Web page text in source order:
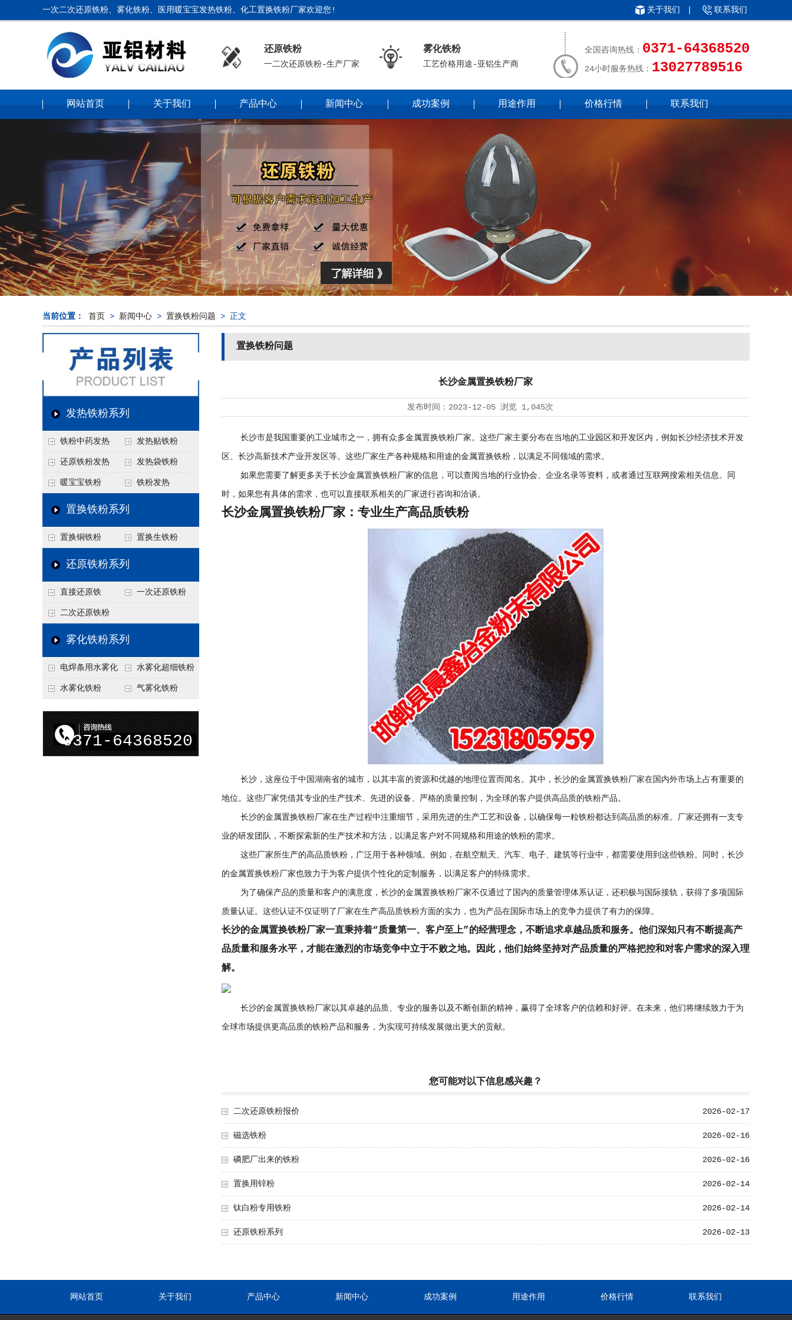
一次二次还原铁粉、雾化铁粉、医用暖宝宝发热铁粉、化工置换铁粉厂家欢迎您! 关于我们 联系我们
还原铁粉
一二次还原铁粉-生产厂家
雾化铁粉
工艺价格用途-亚铝生产商
全国咨询热线： 0371-64368520
24小时服务热线： 13027789516
网站首页 关于我们 产品中心 新闻中心 成功案例 用途作用 价格行情 联系我们
当前位置： 首页 > 新闻中心 > 置换铁粉问题 > 正文
发热铁粉系列
铁粉中药发热 发热贴铁粉
还原铁粉发热 发热袋铁粉
暖宝宝铁粉 铁粉发热
置换铁粉系列
置换铜铁粉 置换生铁粉
还原铁粉系列
直接还原铁 一次还原铁粉
二次还原铁粉
雾化铁粉系列
电焊条用水雾化
铁粉
水雾化超细铁粉
水雾化铁粉 气雾化铁粉
0371-64368520
置换铁粉问题
长沙金属置换铁粉厂家
发布时间： 2023-12-05 浏览 1,045次
长沙市是我国重要的工业城市之一，拥有众多金属置换铁粉厂家。这些厂家主要分布在当地的工业园区和开发区内，例如长沙经济技术开发
区、长沙高新技术产业开发区等。这些厂家生产各种规格和用途的金属置换铁粉，以满足不同领域的需求。
如果您需要了解更多关于长沙金属置换铁粉厂家的信息，可以查阅当地的行业协会、企业名录等资料，或者通过互联网搜索相关信息。同
时，如果您有具体的需求，也可以直接联系相关的厂家进行咨询和洽谈。
长沙金属置换铁粉厂家：专业生产高品质铁粉
长沙，这座位于中国湖南省的城市，以其丰富的资源和优越的地理位置而闻名。其中，长沙的金属置换铁粉厂家在国内外市场上占有重要的
地位。这些厂家凭借其专业的生产技术、先进的设备、严格的质量控制，为全球的客户提供高品质的铁粉产品。
长沙的金属置换铁粉厂家在生产过程中注重细节，采用先进的生产工艺和设备，以确保每一粒铁粉都达到高品质的标准。厂家还拥有一支专
业的研发团队，不断探索新的生产技术和方法，以满足客户对不同规格和用途的铁粉的需求。
这些厂家所生产的高品质铁粉，广泛用于各种领域。例如，在航空航天、汽车、电子、建筑等行业中，都需要使用到这些铁粉。同时，长沙
的金属置换铁粉厂家也致力于为客户提供个性化的定制服务，以满足客户的特殊需求。
为了确保产品的质量和客户的满意度，长沙的金属置换铁粉厂家不仅通过了国内的质量管理体系认证，还积极与国际接轨，获得了多项国际
质量认证。这些认证不仅证明了厂家在生产高品质铁粉方面的实力，也为产品在国际市场上的竞争力提供了有力的保障。
长沙的金属置换铁粉厂家一直秉持着“质量第一、客户至上”的经营理念，不断追求卓越品质和服务。他们深知只有不断提高产
品质量和服务水平，才能在激烈的市场竞争中立于不败之地。因此，他们始终坚持对产品质量的严格把控和对客户需求的深入理
解。
长沙的金属置换铁粉厂家以其卓越的品质、专业的服务以及不断创新的精神，赢得了全球客户的信赖和好评。在未来，他们将继续致力于为
全球市场提供更高品质的铁粉产品和服务，为实现可持续发展做出更大的贡献。
您可能对以下信息感兴趣？
2026-02-17
二次还原铁粉报价
2026-02-16
磁选铁粉
2026-02-16
磷肥厂出来的铁粉
2026-02-14
置换用锌粉
2026-02-14
钛白粉专用铁粉
2026-02-13
还原铁粉系列
网站首页 关于我们 产品中心 新闻中心 成功案例 用途作用 价格行情 联系我们